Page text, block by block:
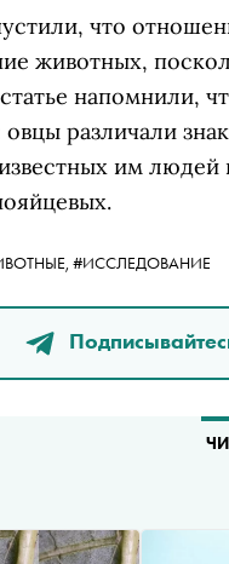
что
животных,
напомнили,
различали
им
#ИССЛЕДОВАНИЕ